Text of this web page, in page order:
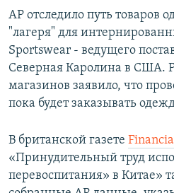
AP отследило путь товаров
"лагеря" для
Sportswear - ведущего
Северная Каролина в США.
магазинов заявило, что
пока будет заказывать
В британской газете
«Принудительный труд
перевоспитания» в Китае»